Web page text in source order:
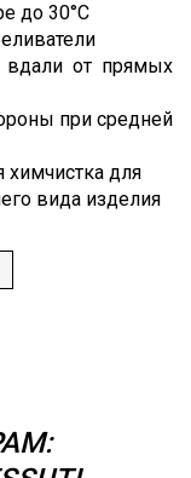
до 30°C
вдали от прямых
при средней
химчистка для
вида изделия